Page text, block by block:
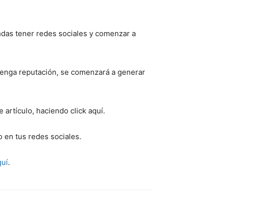
tener redes sociales y comenzar a
reputación, se comenzará a generar
artículo, haciendo click aquí.
en tus redes sociales.
.